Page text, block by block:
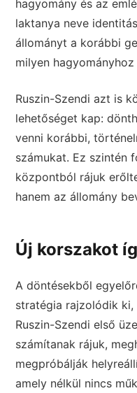
hagyomány és az
laktanya neve
állományt a korábbi
milyen
Ruszin-Szendi azt is
lehetőséget kap:
venni korábbi,
számukat. Ez szintén
központból rájuk
hanem az állomány
Új korszakot
A döntésekből
stratégia rajzolódik ki,
Ruszin-Szendi első
számítanak rájuk,
megpróbálják
amely nélkül nincs